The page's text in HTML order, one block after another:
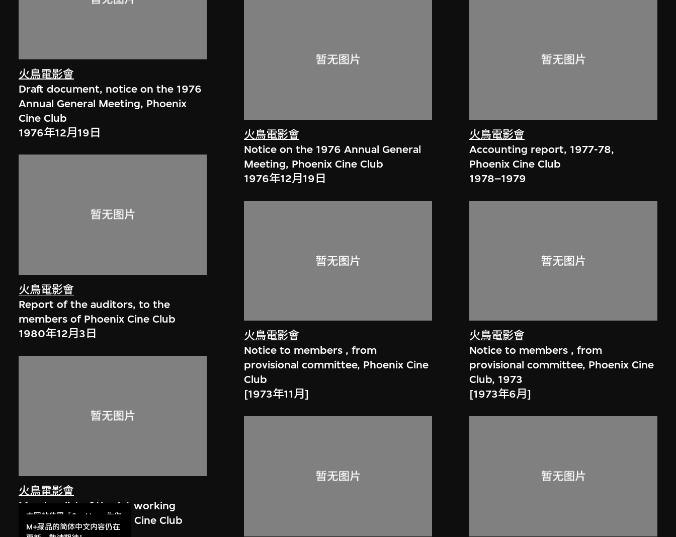
火鳥電影會
Draft document, notice on the 1976
Annual General Meeting, Phoenix
Cine Club
1976年12月19日
火鳥電影會
Report of the auditors, to the
members of Phoenix Cine Club
1980年12月3日
火鳥電影會
Member list of the 1st working
committee of Phoenix Cine Club
火鳥電影會
Notice on the 1976 Annual General
Meeting, Phoenix Cine Club
1976年12月19日
火鳥電影會
Notice to members , from
provisional committee, Phoenix Cine
Club
[1973年11月]
火鳥電影會
Accounting report, 1977-78,
Phoenix Cine Club
1978–1979
火鳥電影會
Notice to members , from
provisional committee, Phoenix Cine
Club, 1973
[1973年6月]
本网站使用「Cookies」为你
提供最好的网站体验。
M+藏品的简体中文内容仍在